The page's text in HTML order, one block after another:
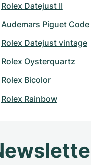
Rolex Datejust II
Audemars Piguet Code
Rolex Datejust vintage
Rolex Oysterquartz
Rolex Bicolor
Rolex Rainbow